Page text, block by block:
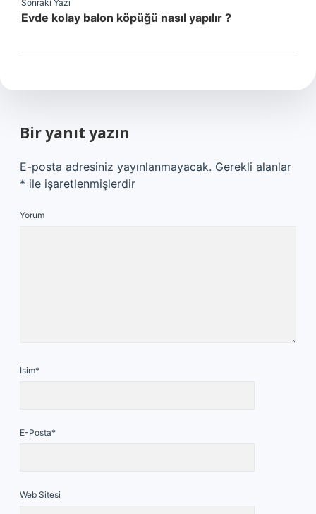
Sonraki Yazı
Evde kolay balon köpüğü nasıl yapılır ?
Bir yanıt yazın
E-posta adresiniz yayınlanmayacak. Gerekli alanlar
* ile işaretlenmişlerdir
Yorum
İsim*
E-Posta*
Web Sitesi